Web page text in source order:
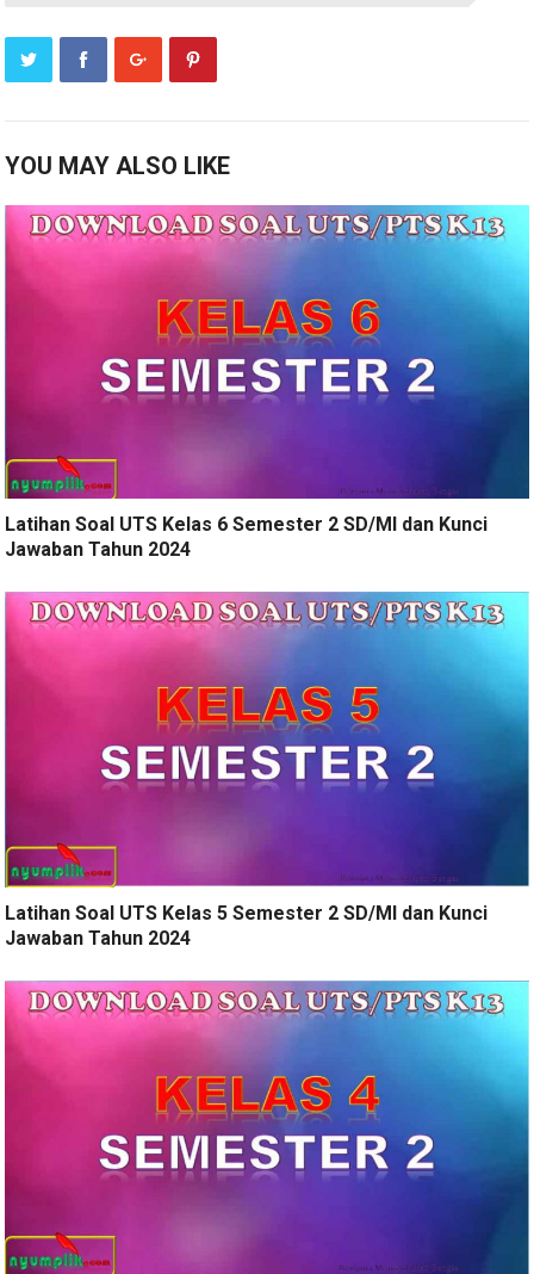
YOU MAY ALSO LIKE
Latihan Soal UTS Kelas 6 Semester 2 SD/MI dan Kunci
Jawaban Tahun 2024
Latihan Soal UTS Kelas 5 Semester 2 SD/MI dan Kunci
Jawaban Tahun 2024